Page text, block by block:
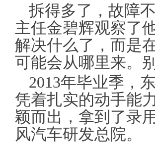
拆得多了，故障
主任金碧辉观察了
解决什么了，而是
可能会从哪里来。
2013年毕业季，
凭着扎实的动手能
颖而出，拿到了录
风汽车研发总院。